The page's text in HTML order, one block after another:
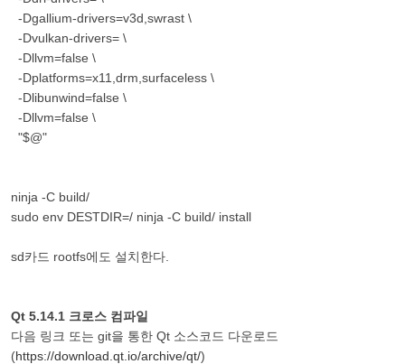
-Dgallium-drivers=v3d,swrast \
-Dvulkan-drivers= \
-Dllvm=false \
-Dplatforms=x11,drm,surfaceless \
-Dlibunwind=false \
-Dllvm=false \
"$@"
ninja -C build/
sudo env DESTDIR=/ ninja -C build/ install
sd카드 rootfs에도 설치한다.
Qt 5.14.1 크로스 컴파일
다음 링크 또는 git을 통한 Qt 소스코드 다운로드
(https://download.qt.io/archive/qt/)